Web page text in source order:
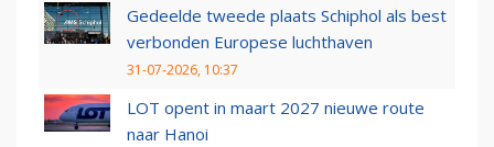
Gedeelde tweede plaats Schiphol als best
verbonden Europese luchthaven
31-07-2026, 10:37
LOT opent in maart 2027 nieuwe route
naar Hanoi